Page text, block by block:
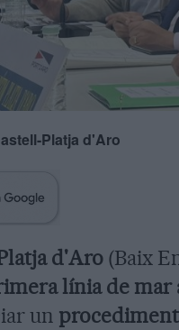
Platja d'Aro
d'Aro (Baix
línia de mar
un